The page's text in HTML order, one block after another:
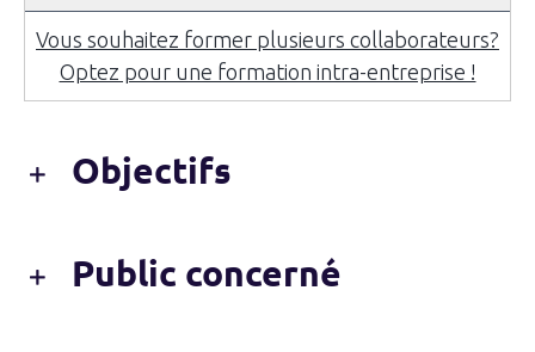
Vous souhaitez former plusieurs collaborateurs?
Optez pour une formation intra-entreprise !
Objectifs
Public concerné